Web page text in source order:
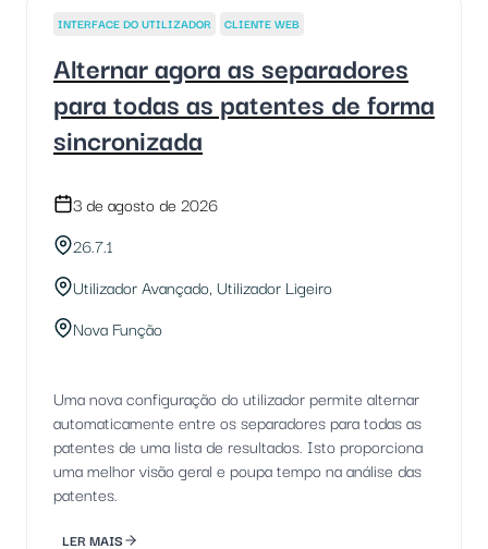
INTERFACE DO UTILIZADOR CLIENTE WEB
Alternar agora as separadores
para todas as patentes de forma
sincronizada
3 de agosto de 2026
26.7.1
Utilizador Avançado, Utilizador Ligeiro
Nova Função
Uma nova configuração do utilizador permite alternar
automaticamente entre os separadores para todas as
patentes de uma lista de resultados. Isto proporciona
uma melhor visão geral e poupa tempo na análise das
patentes.
LER MAIS